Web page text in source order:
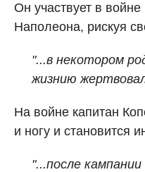
Он участвует в
Наполеона, рискуя
"...в некотором
жизнию
На войне капитан
и ногу и становится
"...после